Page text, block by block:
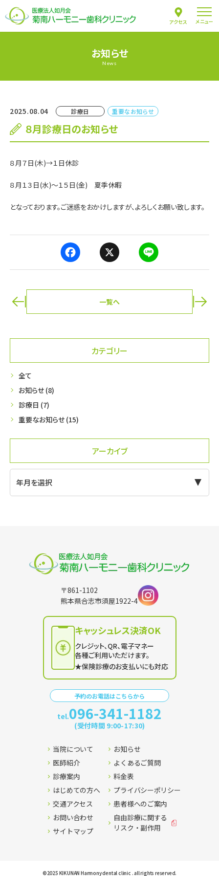
アクセス メニュー
お知らせ
News
2025.08.04 診療日 重要なお知らせ
８月診療日のお知らせ
８月７日(木)→１日休診
８月１３日(水)～１５日(金) 夏季休暇
となっております。ご迷惑をおかけしますが、よろしくお願い致します。
F
e
o
X L
e
ページ送り
一覧へ
カテゴリー
全て
お知らせ (8)
診療日 (7)
重要なお知らせ (15)
アーカイブ
〒861-1102
熊本県合志市須屋1922-4
キャッシュレス決済OK
クレジット、QR、電子マネー
各種ご利用いただけます。
★保険診療のお支払いにも対応
予約のお電話はこちらから
tel.096-341-1182
(受付時間 9:00-17:30)
当院について
医師紹介
診療案内
はじめての方へ
交通アクセス
お問い合わせ
サイトマップ
お知らせ
よくあるご質問
料金表
プライバシーポリシー
患者様へのご案内
自由診療に関する
リスク・副作用
©2025 KIKUNAN Harmony dental clinic . all rights reserved.